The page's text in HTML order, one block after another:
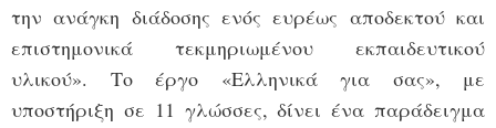
την ανάγκη διάδοσης ενός ευρέως αποδεκτού και
επιστημονικά τεκμηριωμένου εκπαιδευτικού
υλικού». Το έργο «Ελληνικά για σας», με
υποστήριξη σε 11 γλώσσες, δίνει ένα παράδειγμα